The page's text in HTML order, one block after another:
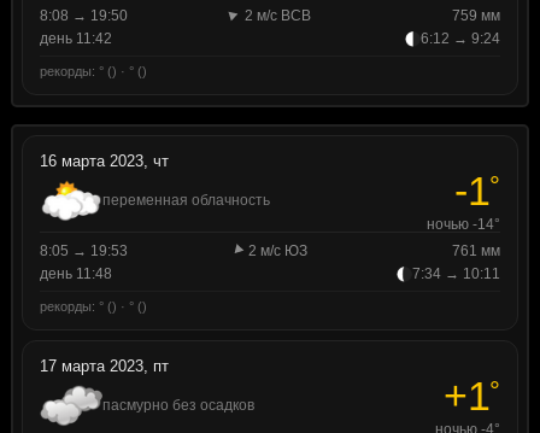
8:08 → 19:50
2 м/с ВСВ
759 мм
день 11:42
6:12 → 9:24
рекорды: ° () · ° ()
16 марта 2023, чт
переменная облачность -1°
ночью -14°
8:05 → 19:53
2 м/с ЮЗ
761 мм
день 11:48
7:34 → 10:11
рекорды: ° () · ° ()
17 марта 2023, пт
пасмурно без осадков +1°